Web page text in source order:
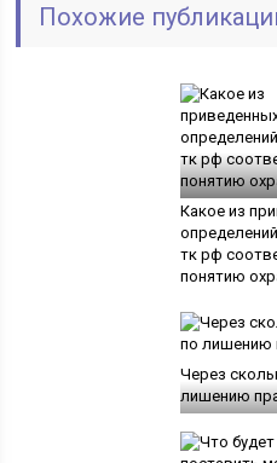
Похожие
Какое из
тк рф
понятию
Через
лишению